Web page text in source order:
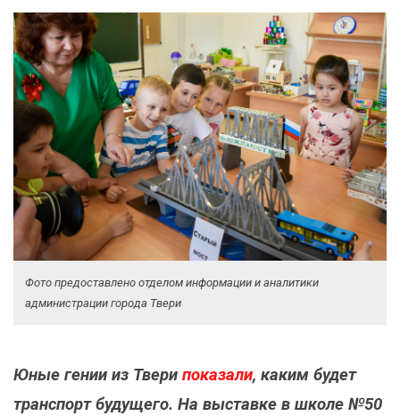
Фото предоставлено отделом информации и аналитики
администрации города Твери
Юные гении из Твери показали, каким будет
транспорт будущего. На выставке в школе №50